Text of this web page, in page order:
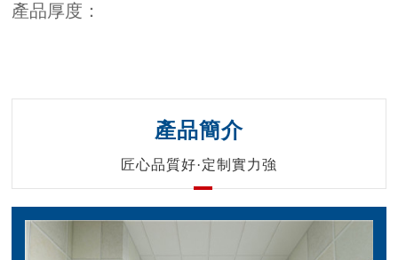
產品厚度：
產品簡介
匠心品質好·定制實力強